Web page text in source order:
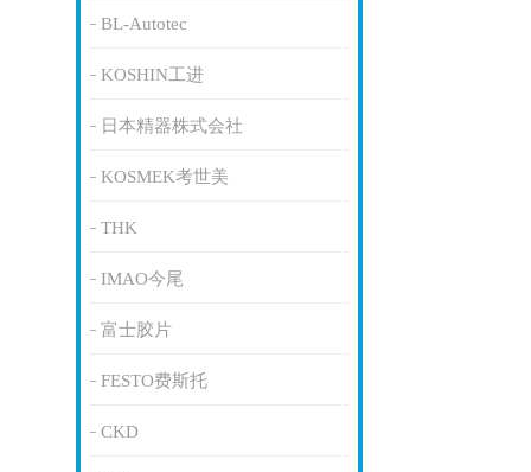
BL-Autotec
KOSHIN工进
日本精器株式会社
KOSMEK考世美
THK
IMAO今尾
富士胶片
FESTO费斯托
CKD